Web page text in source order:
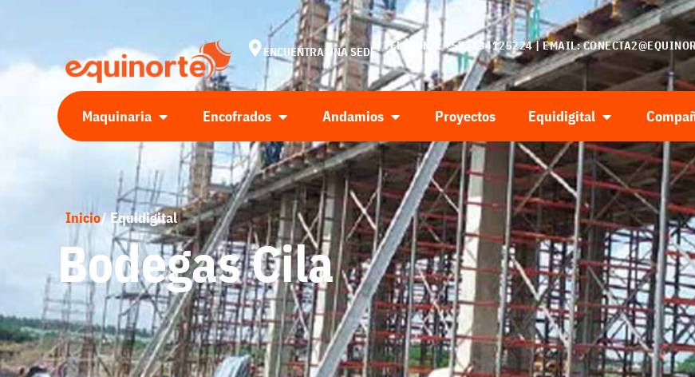
ENCUENTRA UNA SEDE | TELÉFONO: +573134125224 | EMAIL:
Maquinaria Encofrados Andamios Proyectos Equidigital
Inicio/ Equidigital
Bodegas Cila